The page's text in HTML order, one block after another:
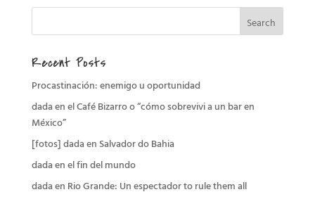
Recent Posts
Procastinación: enemigo u oportunidad
dada en el Café Bizarro o “cómo sobrevivi a un bar en
México”
[fotos] dada en Salvador do Bahia
dada en el fin del mundo
dada en Rio Grande: Un espectador to rule them all